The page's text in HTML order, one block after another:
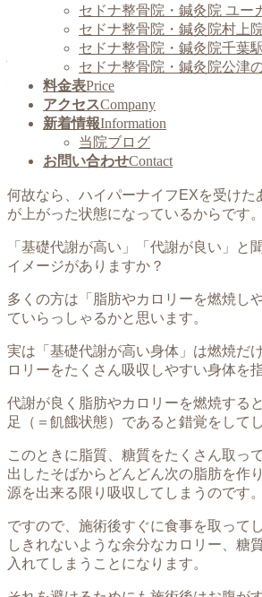
セドナ整骨院・鍼灸院 ユー
セドナ整骨院・鍼灸院村上
セドナ整骨院・鍼灸院千葉
セドナ整骨院・鍼灸院公津
料金表Price
アクセスCompany
新着情報Information
当院ブログ
お問い合わせContact
ハイパーナイフ施術後２
控えてください
当院では、ハイパーナイフの施術を受
控えていただく様にお願いをし、ご予
慮してお取りしています。
何故なら、ハイパーナイフEXを受けた
が上がった状態になっているからです。
「基礎代謝が高い」「代謝が良い」と
イメージがありますか？
多くの方は「脂肪やカロリーを燃焼し
ていらっしゃるかと思います。
実は「基礎代謝が高い身体」は燃焼だ
ロリーをたくさん吸収しやすい身体を
代謝が良く脂肪やカロリーを燃焼する
足（＝飢餓状態）であると錯覚をして
このときに脂質、糖質をたくさん取っ
出したそばからどんどん次の脂肪を作
源を出来る限り吸収してしまうのです。
ですので、施術後すぐに食事を取って
しきれないような余分なカロリー、糖
入れてしまうことになります。